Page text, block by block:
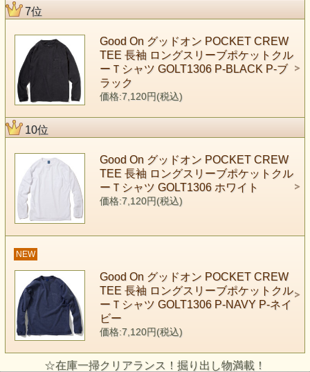
7位
Good On グッドオン POCKET CREW
TEE 長袖 ロングスリーブポケットクル
ーＴシャツ GOLT1306 P-BLACK P-ブ
ラック
価格:7,120円(税込)
10位
Good On グッドオン POCKET CREW
TEE 長袖 ロングスリーブポケットクル
ーＴシャツ GOLT1306 ホワイト
価格:7,120円(税込)
NEW
Good On グッドオン POCKET CREW
TEE 長袖 ロングスリーブポケットクル
ーＴシャツ GOLT1306 P-NAVY P-ネイ
ビー
価格:7,120円(税込)
☆在庫一掃クリアランス！掘り出し物満載！